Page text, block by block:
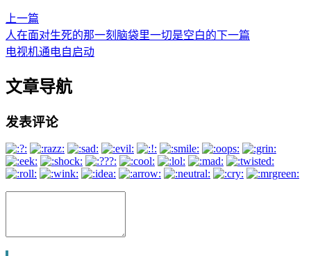
上一篇
人在面对生死的那一刻脑袋里一切是空白的下一篇
电视机通电自启动
文章导航
发表评论